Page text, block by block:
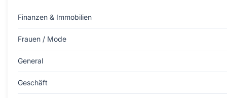
Finanzen & Immobilien
Frauen / Mode
General
Geschäft